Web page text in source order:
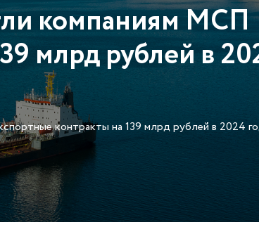
компаниям МСП
млрд рублей в
контракты на 139 млрд рублей в 2024